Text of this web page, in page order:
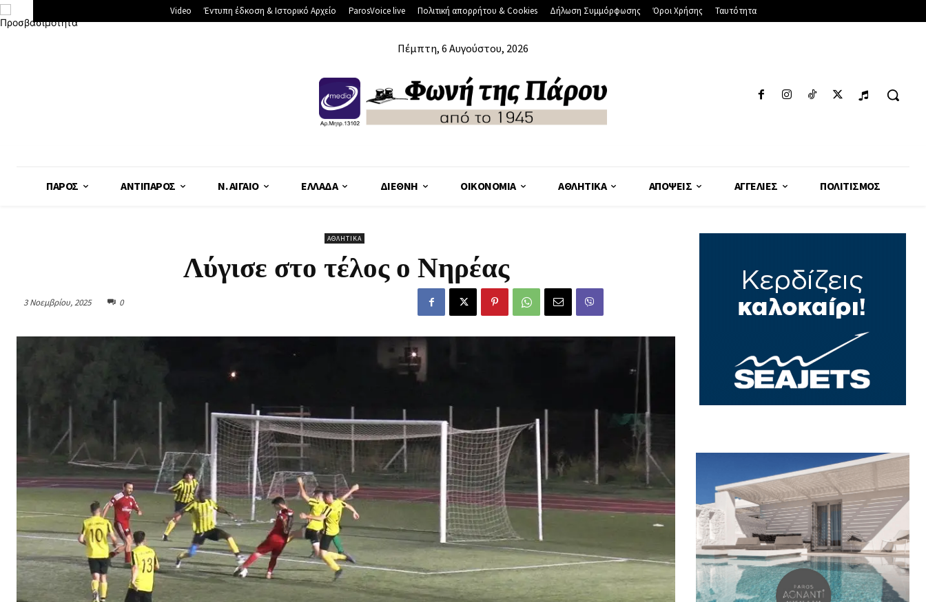
Video Έντυπη έδκοση & Ιστορικό Αρχείο ParosVoice live Πολιτική απορρήτου & Cookies Δήλωση Συμμόρφωσης Όροι Χρήσης Ταυτότητα
Πέμπτη, 6 Αυγούστου, 2026
ΠΆΡΟΣ ΑΝΤΊΠΑΡΟΣ Ν. ΑΙΓΑΊΟ ΕΛΛΆΔΑ ΔΙΕΘΝΉ ΟΙΚΟΝΟΜΊΑ ΑΘΛΗΤΙΚΆ ΑΠΌΨΕΙΣ ΑΓΓΕΛΊΕΣ ΠΟΛΙΤΙΣΜΌΣ
ΑΘΛΗΤΙΚΆ
Λύγισε στο τέλος ο Νηρέας
3 Νοεμβρίου, 2025 0